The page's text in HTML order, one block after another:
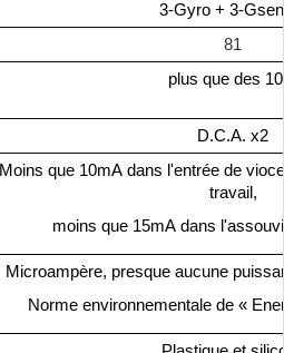
3-Gyro + 3-
81
plus que des
D.C.A. x2
Moins que 10mA dans l'entrée de
travail,
moins que 15mA dans
Microampère, presque aucune
Norme environnementale de «